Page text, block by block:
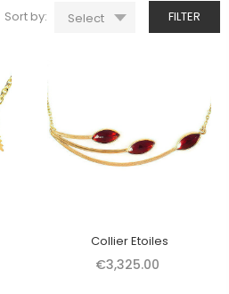
Sort by: Select FILTER
Collier Etoiles
€3,325.00